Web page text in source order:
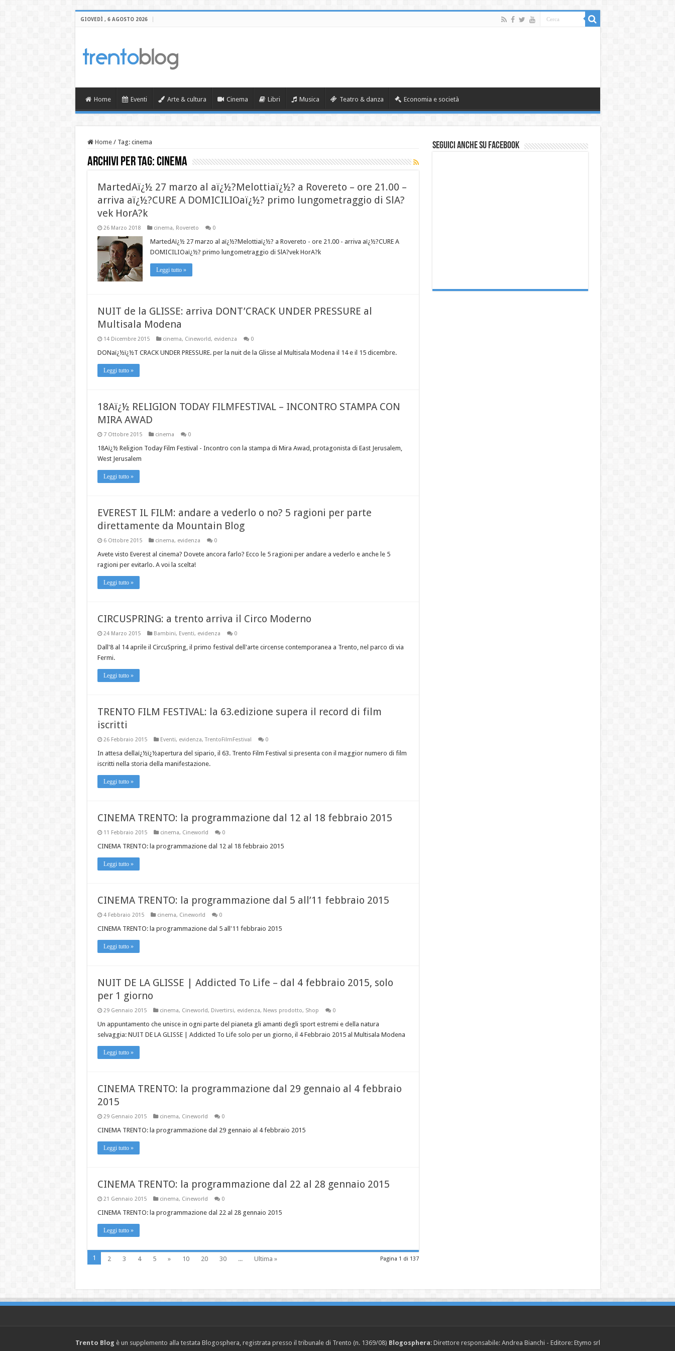
GIOVEDÌ , 6 AGOSTO 2026
Home Eventi Arte & cultura Cinema Libri Musica Teatro & danza Economia e società
Home / Tag: cinema
Archivi per tag:cinema
MartedAï¿½ 27 marzo al aï¿½?Melottiaï¿½? a Rovereto – ore 21.00 –
arriva aï¿½?CURE A DOMICILIOaï¿½? primo lungometraggio di SlA?
vek HorA?k
26 Marzo 2018 cinema, Rovereto 0
MartedAï¿½ 27 marzo al aï¿½?Melottiaï¿½? a Rovereto - ore 21.00 - arriva aï¿½?CURE A
DOMICILIOaï¿½? primo lungometraggio di SlA?vek HorA?k
Leggi tutto »
NUIT de la GLISSE: arriva DONT’CRACK UNDER PRESSURE al
Multisala Modena
14 Dicembre 2015 cinema, Cineworld, evidenza 0
DONaï¿½ï¿½T CRACK UNDER PRESSURE. per la nuit de la Glisse al Multisala Modena il 14 e il 15 dicembre.
Leggi tutto »
18Aï¿½ RELIGION TODAY FILMFESTIVAL – INCONTRO STAMPA CON
MIRA AWAD
7 Ottobre 2015 cinema 0
18Aï¿½ Religion Today Film Festival - Incontro con la stampa di Mira Awad, protagonista di East Jerusalem,
West Jerusalem
Leggi tutto »
EVEREST IL FILM: andare a vederlo o no? 5 ragioni per parte
direttamente da Mountain Blog
6 Ottobre 2015 cinema, evidenza 0
Avete visto Everest al cinema? Dovete ancora farlo? Ecco le 5 ragioni per andare a vederlo e anche le 5
ragioni per evitarlo. A voi la scelta!
Leggi tutto »
CIRCUSPRING: a trento arriva il Circo Moderno
24 Marzo 2015 Bambini, Eventi, evidenza 0
Dall'8 al 14 aprile il CircuSpring, il primo festival dell'arte circense contemporanea a Trento, nel parco di via
Fermi.
Leggi tutto »
TRENTO FILM FESTIVAL: la 63.edizione supera il record di film
iscritti
26 Febbraio 2015 Eventi, evidenza,TrentoFilmFestival 0
In attesa dellaï¿½ï¿½apertura del sipario, il 63. Trento Film Festival si presenta con il maggior numero di film
iscritti nella storia della manifestazione.
Leggi tutto »
CINEMA TRENTO: la programmazione dal 12 al 18 febbraio 2015
11 Febbraio 2015 cinema, Cineworld 0
CINEMA TRENTO: la programmazione dal 12 al 18 febbraio 2015
Leggi tutto »
CINEMA TRENTO: la programmazione dal 5 all’11 febbraio 2015
4 Febbraio 2015 cinema, Cineworld 0
CINEMA TRENTO: la programmazione dal 5 all'11 febbraio 2015
Leggi tutto »
NUIT DE LA GLISSE | Addicted To Life – dal 4 febbraio 2015, solo
per 1 giorno
29 Gennaio 2015 cinema, Cineworld, Divertirsi, evidenza, News prodotto, Shop 0
Un appuntamento che unisce in ogni parte del pianeta gli amanti degli sport estremi e della natura
selvaggia: NUIT DE LA GLISSE | Addicted To Life solo per un giorno, il 4 Febbraio 2015 al Multisala Modena
Leggi tutto »
CINEMA TRENTO: la programmazione dal 29 gennaio al 4 febbraio
2015
29 Gennaio 2015 cinema, Cineworld 0
CINEMA TRENTO: la programmazione dal 29 gennaio al 4 febbraio 2015
Leggi tutto »
CINEMA TRENTO: la programmazione dal 22 al 28 gennaio 2015
21 Gennaio 2015 cinema, Cineworld 0
CINEMA TRENTO: la programmazione dal 22 al 28 gennaio 2015
Leggi tutto »
Pagina 1 di 137
1 2 3 4 5 » 10 20 30 ... Ultima »
Seguici anche su Facebook
Trento Blog è un supplemento alla testata Blogosphera, registrata presso il tribunale di Trento (n. 1369/08) Blogosphera: Direttore responsabile: Andrea Bianchi - Editore: Etymo srl